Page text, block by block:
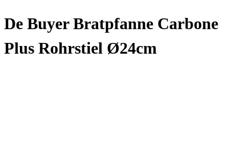
De Buyer Bratpfanne Carbone
Plus Rohrstiel Ø24cm